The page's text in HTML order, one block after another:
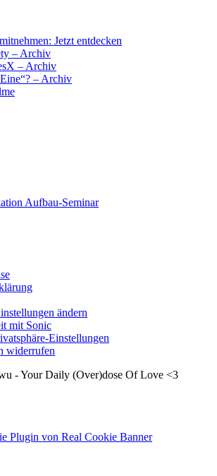
Jetzt entdecken
– Archiv
– Archiv
– Archiv
Aufbau-Seminar
ändern
mit Sonic
Einstellungen
widerrufen
- Your Daily (Over)dose Of Love <3
Plugin von Real Cookie Banner